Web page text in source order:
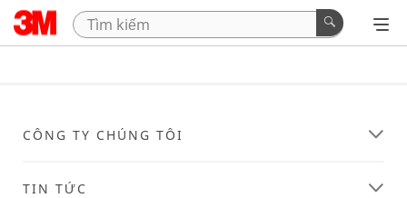
CÔNG TY CHÚNG TÔI
TIN TỨC